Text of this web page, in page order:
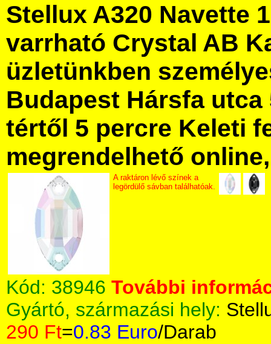
Stellux A320 Navette
varrható Crystal AB
üzletünkben
Budapest Hársfa utca
tértől 5 percre Keleti
megrendelhető
A raktáron lévő színek a
legördülő sávban találhatóak.
Kód: 38946 További
Gyártó, származási hely:
290 Ft=0.83 Euro/Darab